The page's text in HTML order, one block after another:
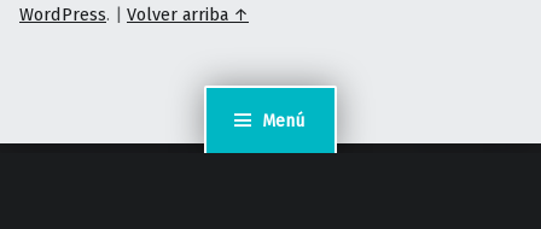
Menú
WordPress. | Volver arriba ↑